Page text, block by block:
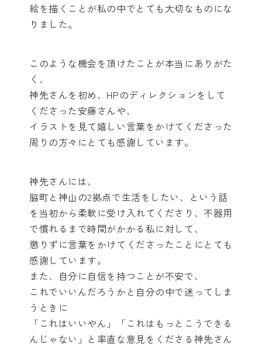
絵を描くことが私の中でとても大切なものにな
りました。
このような機会を頂けたことが本当にありがた
く、
神先さんを初め、HPのディレクションをして
くださった安藤さんや、
イラストを見て嬉しい言葉をかけてくださった
周りの方々にとても感謝しています。
神先さんには、
脇町と神山の2拠点で生活をしたい、という話
を当初から柔軟に受け入れてくださり、不器用
で慣れるまで時間がかかる私に対して、
懲りずに言葉をかけてくださったことにとても
感謝しています。
また、自分に自信を持つことが不安で、
これでいいんだろうかと自分の中で迷ってしま
うときに
「これはいいやん」「これはもっとこうできる
んじゃない」と率直な意見をくださる神先さん